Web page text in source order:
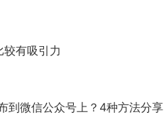
有吸引力
到微信公众号上？4种方法分享